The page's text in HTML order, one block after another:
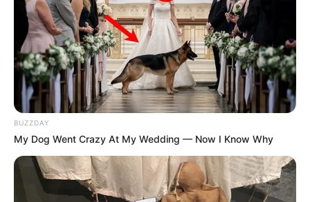
Időben jött a segíts55
updates
available
Negyvenezer darazsat távolított el
„Összesen több mint negyvenezer darazsat
távolítottam el a házból. Ilyenkor néhány napig
még a hazatérő rovarok megjelennek, de aztán
örökre megszűnik a probléma” – tette hozzá a
Vasárnapi Blikknek.
BUZZDAY
My Dog Went Crazy At My Wedding — Now I Know Why